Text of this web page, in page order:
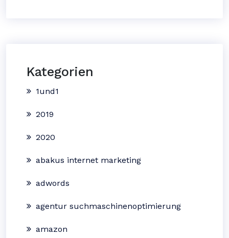
Kategorien
1und1
2019
2020
abakus internet marketing
adwords
agentur suchmaschinenoptimierung
amazon